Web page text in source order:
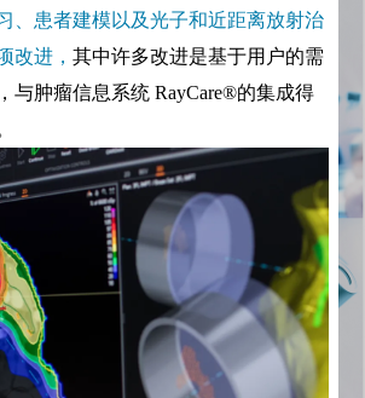
、患者建模以及光子和近距离放射治
改进，其中许多改进是基于用户的需
与肿瘤信息系统 RayCare®的集成得